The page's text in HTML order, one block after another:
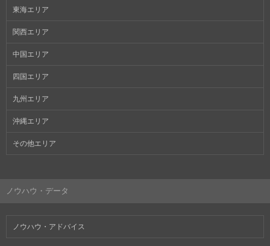
東海エリア
関西エリア
中国エリア
四国エリア
九州エリア
沖縄エリア
その他エリア
ノウハウ・データ
ノウハウ・アドバイス